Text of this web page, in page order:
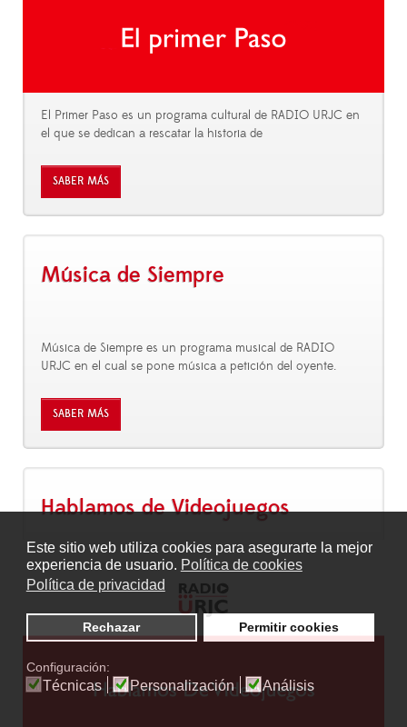
Este sitio web utiliza cookies para asegurarte la mejor
experiencia de usuario. Política de cookies
Política de privacidad
Rechazar Permitir cookies
Configuración:
Técnicas Personalización Análisis
El Primer Paso es un programa cultural de RADIO URJC en
el que se dedican a rescatar la historia de
SABER MÁS
Música de Siempre
Música de Siempre es un programa musical de RADIO
URJC en el cual se pone música a petición del oyente.
SABER MÁS
Hablamos de Videojuegos